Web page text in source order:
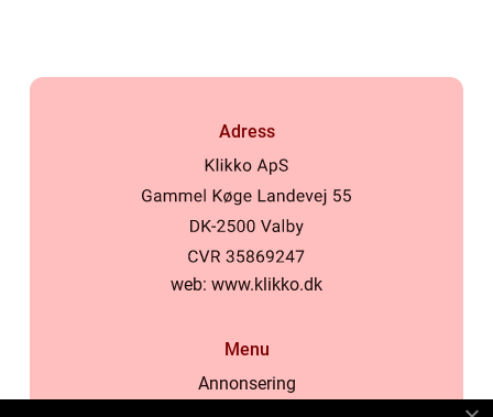
Adress
web: www.klikko.dk
Menu
Annonsering